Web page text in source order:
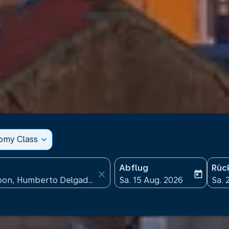
Class expand_more
close
Abflug
fc-booking-departure-
Sa. 15 Aug. 2026
today
fc-
Sa.